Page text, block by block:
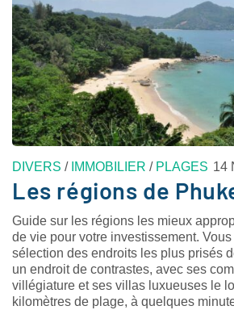
DIVERS / IMMOBILIER / PLAGES 14
Les régions de
Guide sur les régions les mieux
de vie pour votre investissement.
sélection des endroits les plus prisés
un endroit de contrastes, avec ses
villégiature et ses villas luxueuses le
kilomètres de plage, à quelques